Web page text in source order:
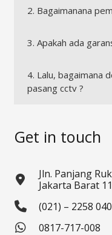
2. Bagaimanana
3. Apakah ada
4. Lalu, bagaimana
pasang cctv ?
Get in touch
Jln. Panjang
Jakarta Barat
(021) – 2258
0817-717-008